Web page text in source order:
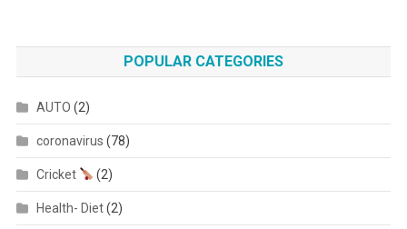
POPULAR CATEGORIES
AUTO (2)
coronavirus (78)
Cricket (2)
Health- Diet(2)